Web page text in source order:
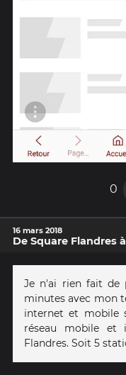
0
16 mars 2018
De Square Flandres
Je n'ai rien fait de
minutes avec mon
internet et mobile
réseau mobile et
Flandres. Soit 5